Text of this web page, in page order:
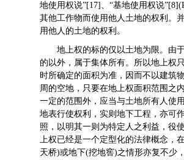
地使用权说”[17]、“基地使用权说
其他工作物而使用他人土地的权利。
用他人的土地的权利。
地上权的标的仅以土地为限。由
的以外，属于集体所有。所以地上权
时所确定的面积为准，因而不以建筑
周的空地，只要在地上权面积范围之
一定的范围外，应当与土地所有人使
地表行使权利，实则地下工程，亦可
照，以明其一则为特定人之利益，役
上权已经是一个定型化的法律概念，
天桥)或地下(挖地窖)之情形亦复不少